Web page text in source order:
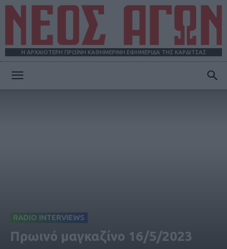
Η ΑΡΧΑΙΟΤΕΡΗ ΠΡΩΪΝΗ ΚΑΘΗΜΕΡΙΝΗ ΕΦΗΜΕΡΙΔΑ ΤΗΣ ΚΑΡΔΙΤΣΑΣ
RADIO INTERVIEWS
Πρωινό μαγκαζίνο 16/5/2023